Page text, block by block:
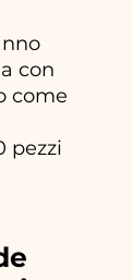
con
come
pezzi